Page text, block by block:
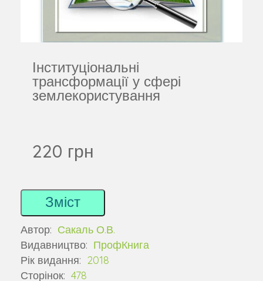
Інституціональні
трансформації у сфері
землекористування
220 грн
Зміст
Автор: Сакаль О.В.
Видавництво: ПрофКнига
Рік видання: 2018
Сторінок: 478